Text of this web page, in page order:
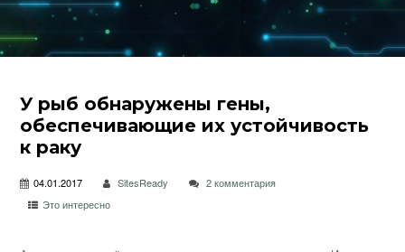
У рыб обнаружены гены,
обеспечивающие их устойчивость
к раку
04.01.2017 SitesReady
2 комментария
Это интересно